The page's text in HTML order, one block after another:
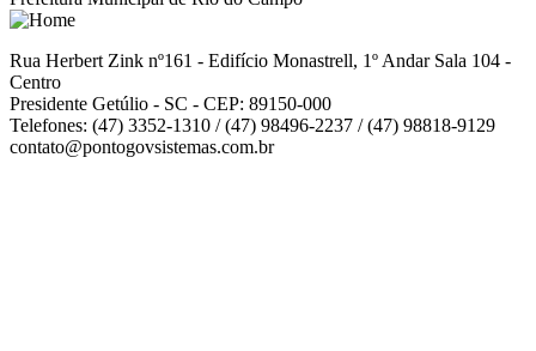
Rua Herbert Zink nº161 - Edifício Monastrell, 1º Andar Sala 104 -
Centro
Presidente Getúlio - SC - CEP: 89150-000
Telefones: (47) 3352-1310 / (47) 98496-2237 / (47) 98818-9129
contato@pontogovsistemas.com.br